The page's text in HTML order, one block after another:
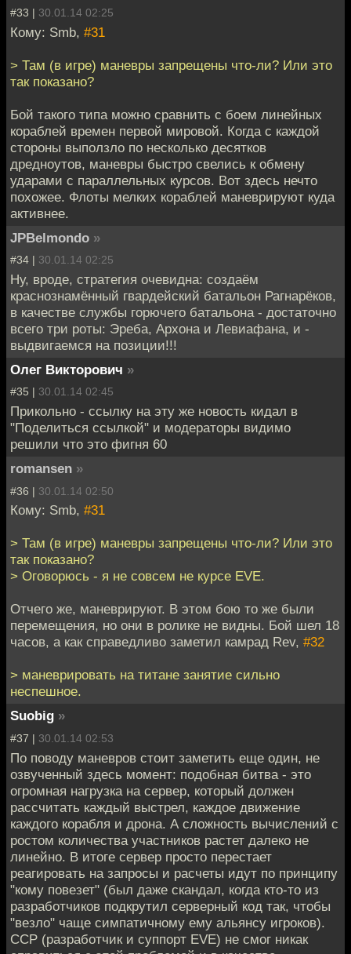
#33 | 30.01.14 02:25
Кому: Smb, #31
> Там (в игре) маневры запрещены что-ли? Или это
так показано?
Бой такого типа можно сравнить с боем линейных
кораблей времен первой мировой. Когда с каждой
стороны выползло по несколько десятков
дредноутов, маневры быстро свелись к обмену
ударами с параллельных курсов. Вот здесь нечто
похожее. Флоты мелких кораблей маневрируют куда
активнее.
JPBelmondo »
#34 | 30.01.14 02:25
Ну, вроде, стратегия очевидна: создаём
краснознамённый гвардейский батальон Рагнарёков,
в качестве службы горючего батальона - достаточно
всего три роты: Эреба, Архона и Левиафана, и -
выдвигаемся на позиции!!!
Олег Викторович »
#35 | 30.01.14 02:45
Прикольно - ссылку на эту же новость кидал в
"Поделиться ссылкой" и модераторы видимо
решили что это фигня 60
romansen »
#36 | 30.01.14 02:50
Кому: Smb, #31
> Там (в игре) маневры запрещены что-ли? Или это
так показано?
> Оговорюсь - я не совсем не курсе EVE.
Отчего же, маневрируют. В этом бою то же были
перемещения, но они в ролике не видны. Бой шел 18
часов, а как справедливо заметил камрад Rev, #32
> маневрировать на титане занятие сильно
неспешное.
Suobig »
#37 | 30.01.14 02:53
По поводу маневров стоит заметить еще один, не
озвученный здесь момент: подобная битва - это
огромная нагрузка на сервер, который должен
рассчитать каждый выстрел, каждое движение
каждого корабля и дрона. А сложность вычислений с
ростом количества участников растет далеко не
линейно. В итоге сервер просто перестает
реагировать на запросы и расчеты идут по принципу
"кому повезет" (был даже скандал, когда кто-то из
разработчиков подкрутил серверный код так, чтобы
"везло" чаще симпатичному ему альянсу игроков).
CCP (разработчик и суппорт EVE) не смог никак